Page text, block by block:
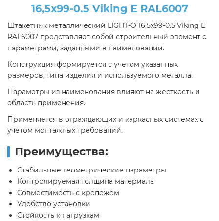
16,5х99-0.5 Viking E RAL6007
Штакетник металлический LIGHT-O 16,5х99-0.5 Viking E
RAL6007 представляет собой строительный элемент с
параметрами, заданными в наименовании.
Конструкция формируется с учетом указанных
размеров, типа изделия и используемого металла.
Параметры из наименования влияют на жесткость и
область применения.
Применяется в ограждающих и каркасных системах с
учетом монтажных требований.
Преимущества:
Стабильные геометрические параметры
Контролируемая толщина материала
Совместимость с крепежом
Удобство установки
Стойкость к нагрузкам